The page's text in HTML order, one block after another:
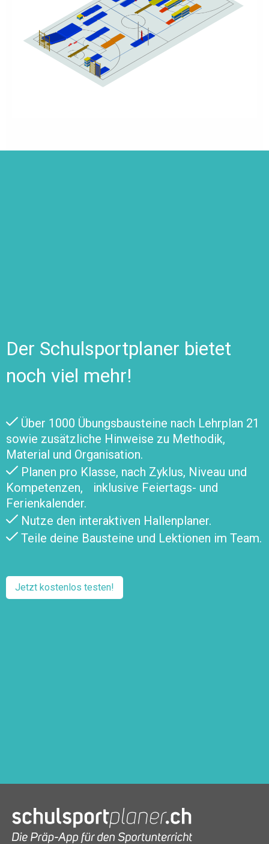
Der Schulsportplaner bietet
noch viel mehr!
Über 1000 Übungsbausteine nach Lehrplan 21
sowie zusätzliche Hinweise zu Methodik,
Material und Organisation.
Planen pro Klasse, nach Zyklus, Niveau und
Kompetenzen, inklusive Feiertags- und
Ferienkalender.
Nutze den interaktiven Hallenplaner.
Teile deine Bausteine und Lektionen im Team.
Jetzt kostenlos testen!